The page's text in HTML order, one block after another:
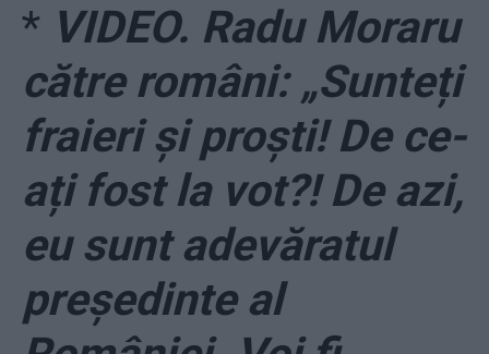
* VIDEO. Radu Moraru
către români: „Sunteți
fraieri și proști! De ce-
ați fost la vot?! De azi,
eu sunt adevăratul
președinte al